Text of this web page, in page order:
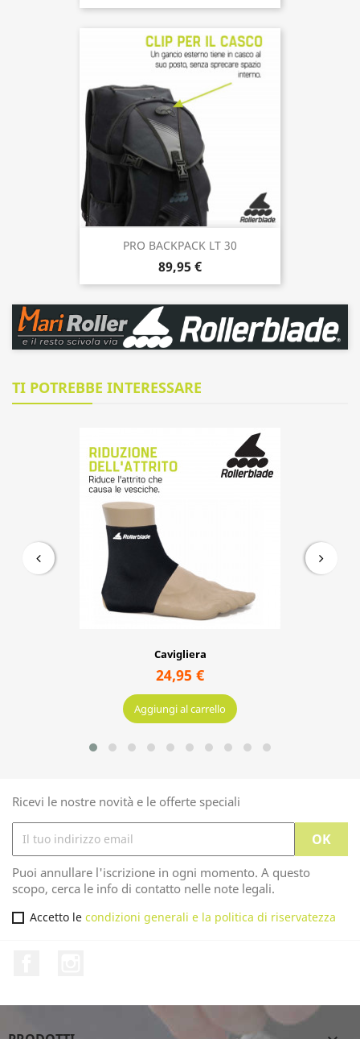
PRO BACKPACK LT 30
89,95 €
TI POTREBBE INTERESSARE
Aggiungi al carrello
CALZINI ADULTO
10,95 €
Aggiungi al carrello
Ricevi le nostre novità e le offerte speciali
Puoi annullare l'iscrizione in ogni momento. A questo
scopo, cerca le info di contatto nelle note legali.
Accetto le condizioni generali e la politica di riservatezza